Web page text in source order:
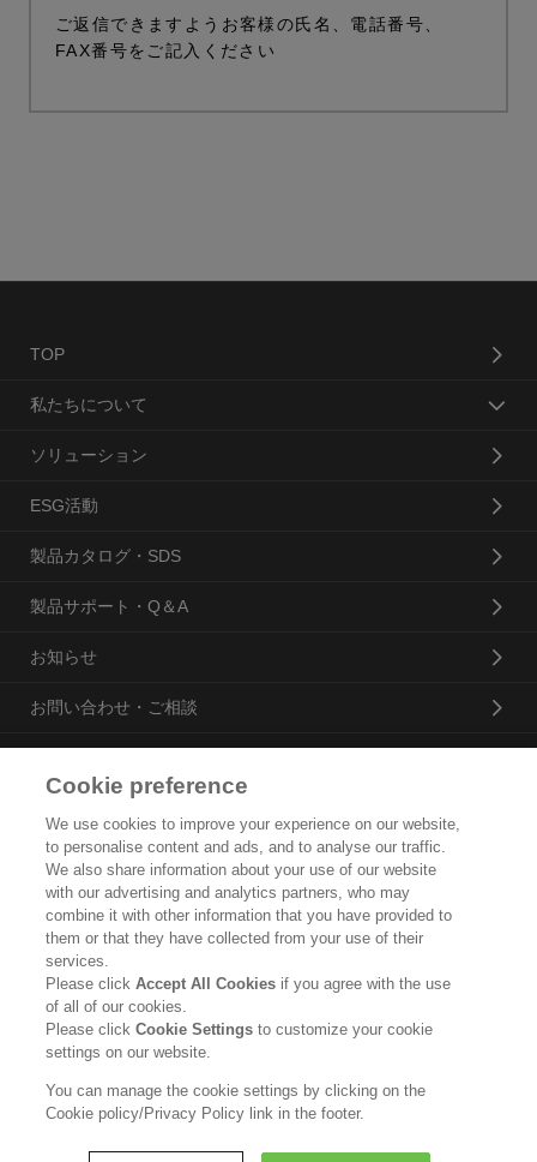
ご返信できますようお客様の氏名、電話番号、
FAX番号をご記入ください
TOP
私たちについて
ソリューション
ESG活動
製品カタログ・SDS
製品サポート・Q＆A
お知らせ
お問い合わせ・ご相談
トップ
企業概要・沿革
製品カタログ
個人情報保護方針
ソーシャルメディアポリシー
Cookie preference
We use cookies to improve your experience on our website,
to personalise content and ads, and to analyse our traffic.
We also share information about your use of our website
with our advertising and analytics partners, who may
combine it with other information that you have provided to
them or that they have collected from your use of their
services.
Please clickAccept All Cookies if you agree with the use
of all of our cookies.
Please clickCookie Settingsto customize your cookie
settings on our website.
You can manage the cookie settings by clicking on the
Cookie policy/Privacy Policy link in the footer.